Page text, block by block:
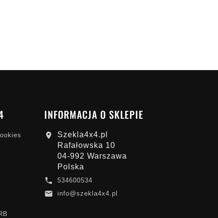
INFORMACJA O SKLEPIE

Szekla4x4.pl
Rafałowska 10
04-992 Warszawa
Polska
 534600534
 info@szekla4x4.pl